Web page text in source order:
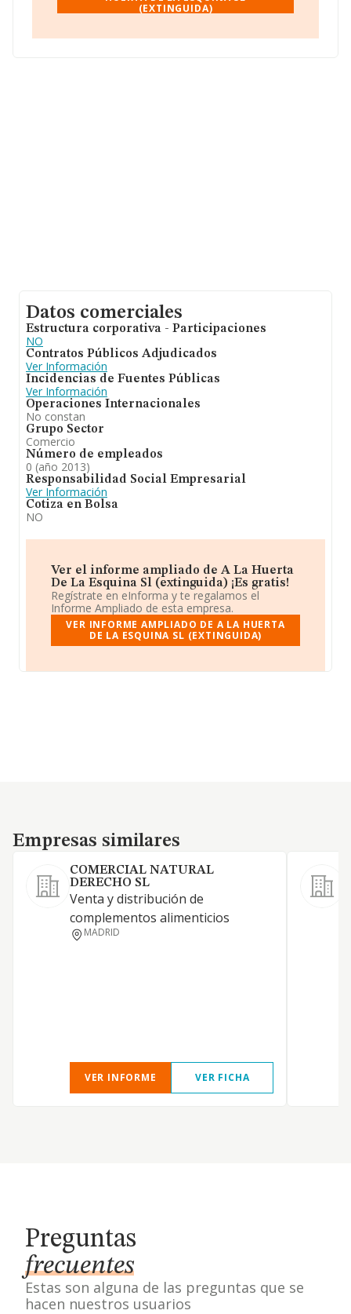
sobre 23.763 compañías, la facturación en el ámbito
(EXTINGUIDA)
Datos comerciales
Estructura corporativa - Participaciones
NO
Contratos Públicos Adjudicados
Ver Información
Incidencias de Fuentes Públicas
Ver Información
Operaciones Internacionales
No constan
Grupo Sector
Comercio
Número de empleados
0 (año 2013)
Responsabilidad Social Empresarial
Ver Información
Cotiza en Bolsa
NO
Ver el informe ampliado de A La Huerta
De La Esquina Sl (extinguida) ¡Es gratis!
Regístrate en eInforma y te regalamos el
Informe Ampliado de esta empresa.
VER INFORME AMPLIADO DE A LA HUERTA
DE LA ESQUINA SL (EXTINGUIDA)
Empresas similares
Empresas similares
COMERCIAL NATURAL
DERECHO SL
Venta y distribución de
complementos alimenticios
MADRID
VER INFORME VER FICHA
Preguntas
frecuentes
Estas son alguna de las preguntas que se
hacen nuestros usuarios